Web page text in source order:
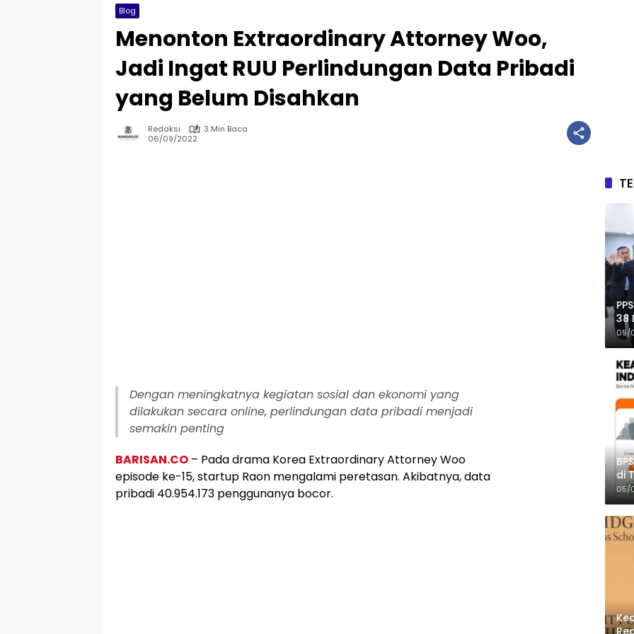
Blog
Menonton Extraordinary Attorney Woo,
Jadi Ingat RUU Perlindungan Data Pribadi
yang Belum Disahkan
Redaksi
3 Min Baca
06/09/2022
Dengan meningkatnya kegiatan sosial dan ekonomi yang
dilakukan secara online, perlindungan data pribadi menjadi
semakin penting
BARISAN.CO – Pada drama Korea Extraordinary Attorney Woo
episode ke-15, startup Raon mengalami peretasan. Akibatnya, data
pribadi 40.954.173 penggunanya bocor.
38
05/
di
05/